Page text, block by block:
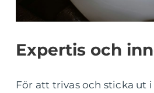
Expertis och
För att trivas och sticka ut